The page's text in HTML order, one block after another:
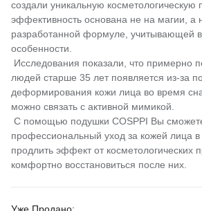
создали уникальную косметологическую
эффективность основана не на магии, а
разработанной формуле, учитывающей
особенности.
Исследования показали, что примерно
людей старше 35 лет появляется из-за
деформирования кожи лица во время
можно связать с активной мимикой.
С помощью подушки COSPPI Вы
профессиональный уход за кожей лица
продлить эффект от косметологических
комфортно восстановиться после них.
Уже Продано: